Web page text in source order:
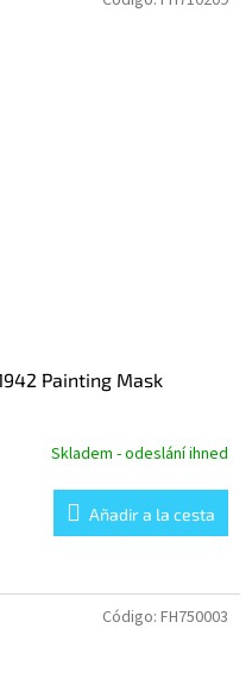
Painting Mask
Skladem - odeslání ihned
Añadir a la cesta
Código: FH750003